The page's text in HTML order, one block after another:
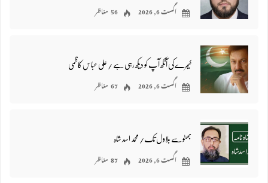
اگست 6, 2026 56 مناظر
کیمرے کی آنکھ آپ کو دیکھ رہی ہے / علی عباس کاظمی
اگست 6, 2026 67 مناظر
بھٹو سے بلاول تک/ محمد اسد شاہ
اگست 6, 2026 87 مناظر